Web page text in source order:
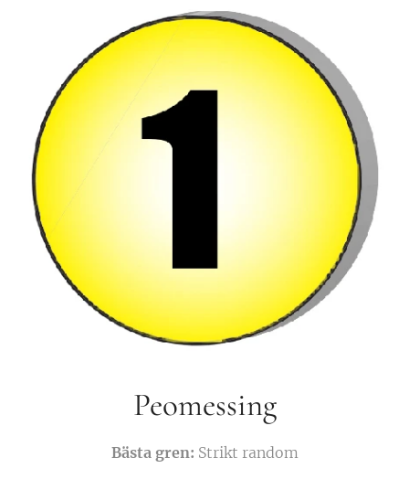
Peomessing
Bästa gren: Strikt random